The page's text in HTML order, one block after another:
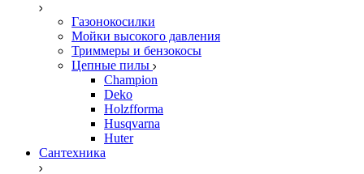
Газонокосилки
Мойки высокого давления
Триммеры и бензокосы
Цепные пилы
Champion
Deko
Holzfforma
Husqvarna
Huter
Сантехника